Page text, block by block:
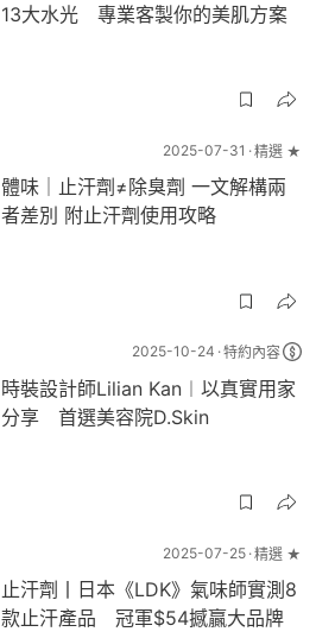
13大水光 專業客製你的美肌方案
2025-07-31 精選 ★
體味｜止汗劑≠除臭劑 一文解構兩
者差別 附止汗劑使用攻略
2025-10-24 特約內容
時裝設計師Lilian Kan︱以真實用家
分享 首選美容院D.Skin
2025-07-25 精選 ★
止汗劑丨日本《LDK》氣味師實測8
款止汗產品 冠軍$54撼贏大品牌